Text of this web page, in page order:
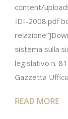
content/
IDI-2008.pdf
sistema sulla
legislativo n.
Gazzetta
READ MORE